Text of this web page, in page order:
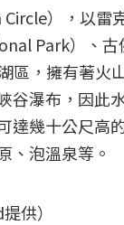
），以雷
Park）、
區，擁有著
瀑布，因此
幾十公尺高
、泡溫泉等。
供）